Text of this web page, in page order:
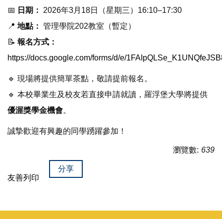
📅 日期：
2026年3月18日（星期三）16:10–17:30
📍 地點： 管理學院202教室（暫定）
📝 報名方式：
https://docs.google.com/forms/d/e/
🔹 現場將提供簡單茶點，敬請提前報名。
🔹 本校畢業生及校友若直接申請就讀，羅浮堡大學將提供
優渥獎學金機會。
誠摯歡迎有興趣的同學踴躍參加！
瀏覽數: 639
友善列印
分享